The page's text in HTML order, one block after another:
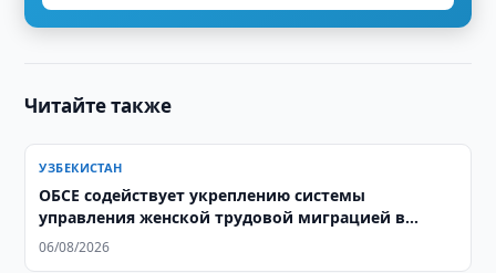
Читайте также
УЗБЕКИСТАН
ОБСЕ содействует укреплению системы
управления женской трудовой миграцией в
Узбекистане
06/08/2026